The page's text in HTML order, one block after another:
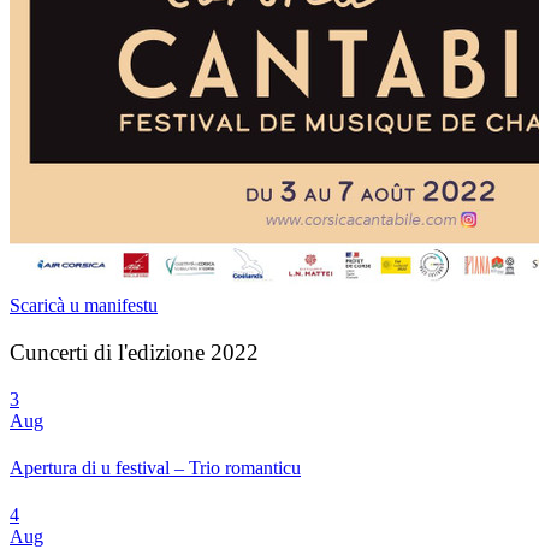
Scaricà u manifestu
Cuncerti di l'edizione 2022
3
Aug
Apertura di u festival – Trio romanticu
4
Aug